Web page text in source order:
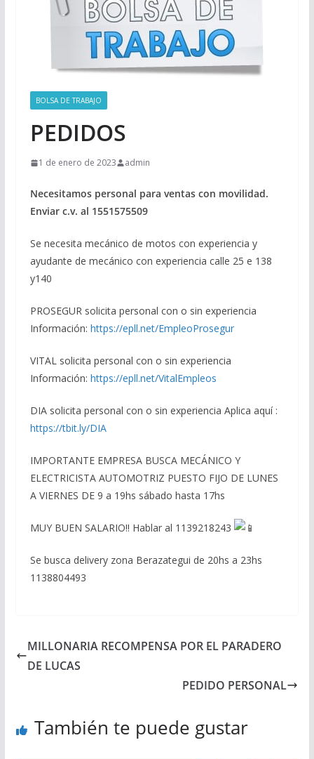
BOLSA DE TRABAJO
PEDIDOS
1 de enero de 2023 admin
Necesitamos personal para ventas con movilidad.
Enviar c.v. al 1551575509
Se necesita mecánico de motos con experiencia y
ayudante de mecánico con experiencia calle 25 e 138
y140
PROSEGUR solicita personal con o sin experiencia
Información: https://epll.net/EmpleoProsegur
VITAL solicita personal con o sin experiencia
Información: https://epll.net/VitalEmpleos
DIA solicita personal con o sin experiencia Aplica aquí :
https://tbit.ly/DIA
IMPORTANTE EMPRESA BUSCA MECÁNICO Y
ELECTRICISTA AUTOMOTRIZ PUESTO FIJO DE LUNES
A VIERNES DE 9 a 19hs sábado hasta 17hs
MUY BUEN SALARIO!! Hablar al 1139218243
Se busca delivery zona Berazategui de 20hs a 23hs
1138804493
MILLONARIA RECOMPENSA POR EL PARADERO
DE LUCAS
PEDIDO PERSONAL
También te puede gustar